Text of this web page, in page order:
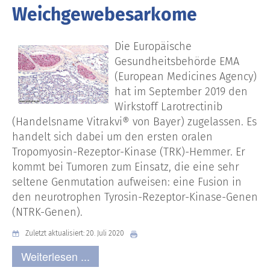
Weichgewebesarkome
Die Europäische
Gesundheitsbehörde EMA
(European Medicines Agency)
hat im September 2019 den
Wirkstoff Larotrectinib
(Handelsname Vitrakvi® von Bayer) zugelassen. Es
handelt sich dabei um den ersten oralen
Tropomyosin-Rezeptor-Kinase (TRK)-Hemmer. Er
kommt bei Tumoren zum Einsatz, die eine sehr
seltene Genmutation aufweisen: eine Fusion in
den neurotrophen Tyrosin-Rezeptor-Kinase-Genen
(NTRK-Genen).
Zuletzt aktualisiert: 20. Juli 2020
Weiterlesen ...